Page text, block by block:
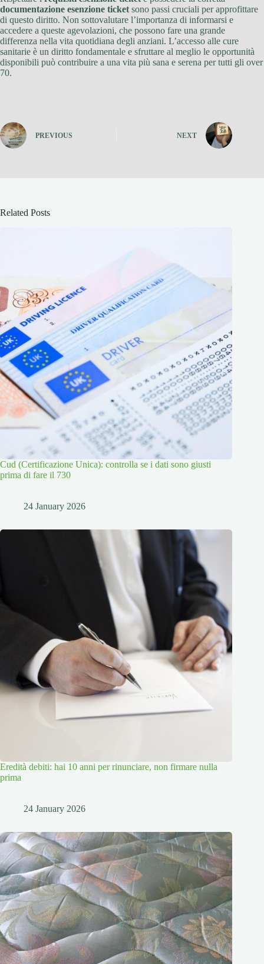
documentazione esenzione ticket sono passi cruciali per approfittare
di questo diritto. Non sottovalutare l’importanza di informarsi e
accedere a queste agevolazioni, che possono fare una grande
differenza nella vita quotidiana degli anziani. L’accesso alle cure
sanitarie è un diritto fondamentale e sfruttare al meglio le opportunità
disponibili può contribuire a una vita più sana e serena per tutti gli over
70.
PREVIOUS NEXT
Related Posts
Cud (Certificazione Unica): controlla se i dati sono giusti
prima di fare il 730
24 January 2026
Eredità debiti: hai 10 anni per rinunciare, non firmare nulla
prima
24 January 2026